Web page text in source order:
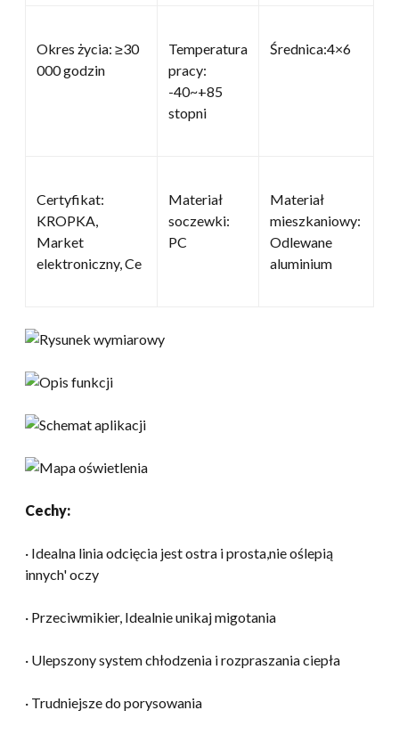
Okres życia: ≥30
000 godzin
Temperatura
pracy:
-40~+85
stopni
Średnica:4×6
Certyfikat:
KROPKA,
Market
elektroniczny, Ce
Materiał
soczewki:
PC
Materiał
mieszkaniowy:
Odlewane
aluminium
Cechy:
· Idealna linia odcięcia jest ostra i prosta,nie oślepią
innych' oczy
· Przeciwmikier, Idealnie unikaj migotania
· Ulepszony system chłodzenia i rozpraszania ciepła
· Trudniejsze do porysowania